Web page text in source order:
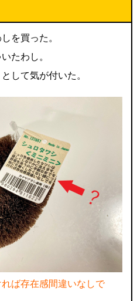
を買った。
たわし。
して気が付いた。
れば存在感間違いなしで